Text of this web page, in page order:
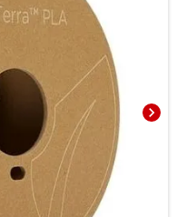
chevron_right